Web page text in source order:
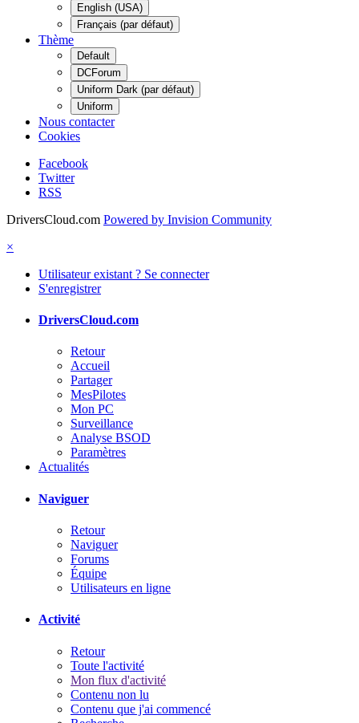
English (USA)
Français (par défaut)
Thème
Default
DCForum
Uniform Dark (par défaut)
Uniform
Nous contacter
Cookies
Facebook
Twitter
RSS
DriversCloud.com Powered by Invision Community
×
Utilisateur existant ? Se connecter
S'enregistrer
DriversCloud.com
Retour
Accueil
Partager
MesPilotes
Mon PC
Surveillance
Analyse BSOD
Paramètres
Actualités
Naviguer
Retour
Naviguer
Forums
Équipe
Utilisateurs en ligne
Activité
Retour
Toute l'activité
Mon flux d'activité
Contenu non lu
Contenu que j'ai commencé